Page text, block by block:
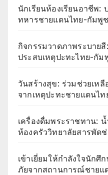
นักเรียนห้องเรียนอาชีพ:
ทหารชายแดนไทย-กัมพู
กิจกรรมวาดภาพระบายสี
ประสบเหตุปะทะไทย-กัม
วันสร้างสุข: ร่วมช่วยเห
จากเหตุปะทะชายแดนไ
เครื่องดื่มพระราชทาน:
ห้องครัววิทยาลัยสารพัด
เข้าเยี่ยมให้กำลังใจนัก
ภัยจากสถานการณ์ชายแ